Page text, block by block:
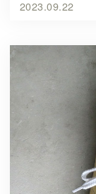
2023.09.22